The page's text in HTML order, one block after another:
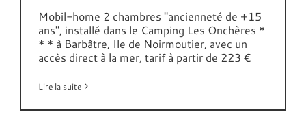
Mobil-home 2 chambres "ancienneté de +15
ans", installé dans le Camping Les Onchères *
* * à Barbâtre, Ile de Noirmoutier, avec un
accès direct à la mer, tarif à partir de 223 €
Lire la suite